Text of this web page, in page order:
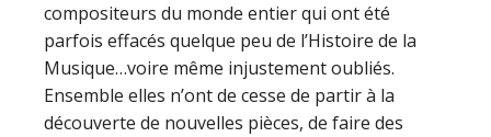
compositeurs du monde entier qui ont été
parfois effacés quelque peu de l’Histoire de la
Musique…voire même injustement oubliés.
Ensemble elles n’ont de cesse de partir à la
découverte de nouvelles pièces, de faire des